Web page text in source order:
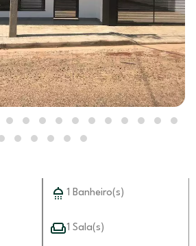
1 Banheiro(s)
1 Sala(s)